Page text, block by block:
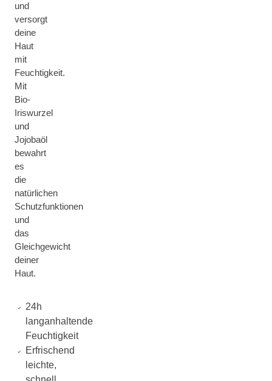
und
versorgt
deine
Haut
mit
Feuchtigkeit.
Mit
Bio-
Iriswurzel
und
Jojobaöl
bewahrt
es
die
natürlichen
Schutzfunktionen
und
das
Gleichgewicht
deiner
Haut.
24h
langanhaltende
Feuchtigkeit
Erfrischend
leichte,